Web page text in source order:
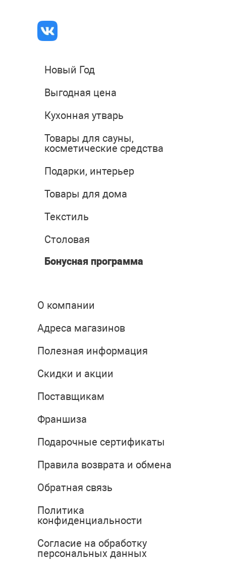
Новый Год
Выгодная цена
Кухонная утварь
Товары для сауны,
косметические средства
Подарки, интерьер
Товары для дома
Текстиль
Столовая
Бонусная программа
О компании
Адреса магазинов
Полезная информация
Скидки и акции
Поставщикам
Франшиза
Подарочные сертификаты
Правила возврата и обмена
Обратная связь
Политика
конфиденциальности
Согласие на обработку
персональных данных